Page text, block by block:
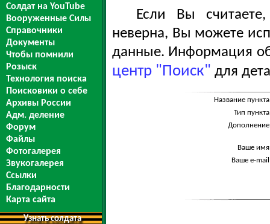
Солдат на YouTube
Вооруженные Силы
Справочники
Документы
Чтобы помнили
Розыск
Технология поиска
Поисковики о себе
Архивы России
Адм. деление
Форум
Файлы
Фотогалерея
Звукогалерея
Ссылки
Благодарности
Карта сайта
Узнать солдата
Если Вы
неверна, Вы можете
данные. Информация
центр "Поиск" для
Название
Тип
Ваше
Ваше e-